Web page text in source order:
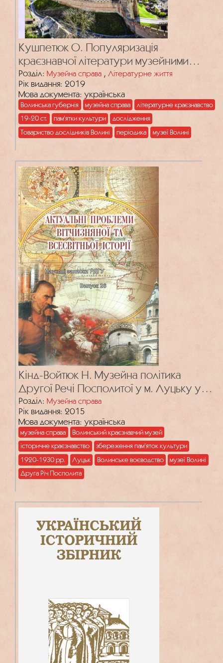
Кушпетюк О. Популяризація
краєзнавчої літератури музейними
закладами Волинської губернії кінця ХІХ
– початку ХХ століть
Розділ: Музейна справа , Літературне життя
Рік видання: 2019
Мова документа: українська
Волинська губернія музейна справа
літературне краєзнавство
19-20 ст.
пам'ятки культури
дослідження
Товариство дослідників Волині
періодика музеї Волині
Кінд-Войтюк Н. Музейна політика
Другої Речі Посполитої у м. Луцьку у
1920-х – 1930-х роках
Розділ: Музейна справа
Рік видання: 2015
Мова документа: українська
музейна справа
Волинський краєзнавчий музей
історичне краєзнавство
збереження пам'яток культури
1920-1930 рр.
Луцьк Волинське воєводство
музеї Волині
Друга Річ Посполита